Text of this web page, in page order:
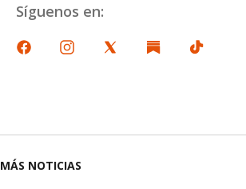
Síguenos en:
MÁS NOTICIAS